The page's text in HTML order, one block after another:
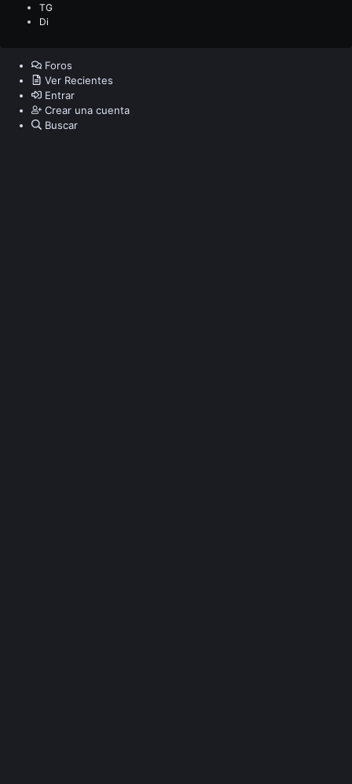
TG
Di
Foros
Ver Recientes
Entrar
Crear una cuenta
Buscar